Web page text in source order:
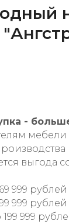
-
выгода
999 рублей
999 рублей
999